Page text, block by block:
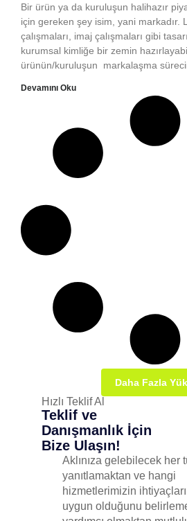
Bir ürün ya da kuruluşun halihazır
için gereken şey isim, yani markadır.
çalışmaları, imaj çalışmaları gibi
kurumsal kimliğe bir zemin
ürünün/kuruluşun markalaşma
Devamını Oku
Daha Fazla
Hızlı Teklif Al
Teklif ve
Danışmanlık İçin
Bize Ulaşın!
Aklınıza gelebilecek her
yanıtlamaktan ve hangi
hizmetlerimizin
uygun olduğunu